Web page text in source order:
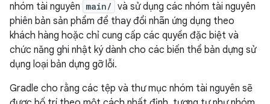
nhóm tài nguyên main/ và sử dụng các nhóm tài nguyên
phiên bản sản phẩm để thay đổi nhãn ứng dụng theo
khách hàng hoặc chỉ cung cấp các quyền đặc biệt và
chức năng ghi nhật ký dành cho các biến thể bản dựng sử
dụng loại bản dựng gỡ lỗi.
Gradle cho rằng các tệp và thư mục nhóm tài nguyên sẽ